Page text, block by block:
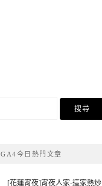
GA4今日熱門文章
[花蓮宵夜]宵夜人家-這家熱炒